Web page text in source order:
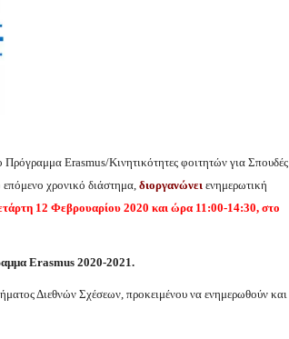
Erasmus/Κινητικότητες φοιτητών για Σπουδές
χρονικό διάστημα, διοργανώνει ενημερωτική
12 Φεβρουαρίου 2020 και ώρα 11:00-14:30, στο
Erasmus 2020-2021.
Διεθνών Σχέσεων, προκειμένου να ενημερωθούν και